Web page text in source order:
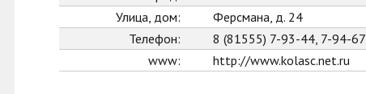
Улица, дом:
Ферсмана, д. 24
Телефон:
8 (81555) 7-93-44, 7-94-67
www:
http://www.kolasc.net.ru